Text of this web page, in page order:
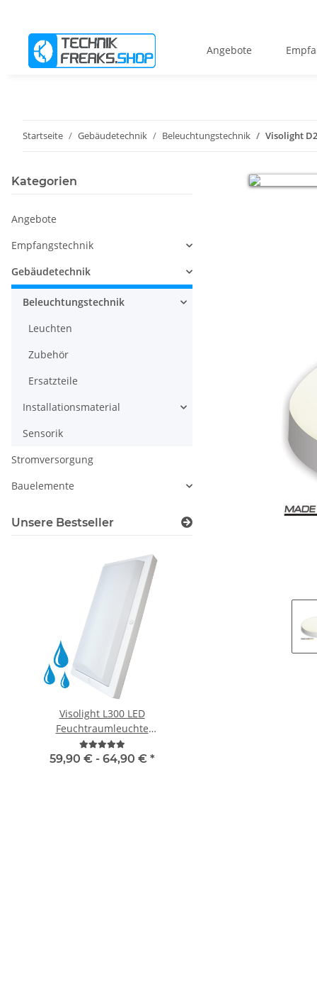
Angebote
Startseite Gebäudetechnik Beleuchtungstechnik Visolight
Kategorien
Angebote
Empfangstechnik
Gebäudetechnik
Beleuchtungstechnik
Leuchten
Zubehör
Ersatzteile
Installationsmaterial
Sensorik
Stromversorgung
Bauelemente
Unsere Bestseller
Visolight L300 LED
Feuchtraumleuchte
Außenleuchte IP65 1500lm
59,90 € - 64,90 € *